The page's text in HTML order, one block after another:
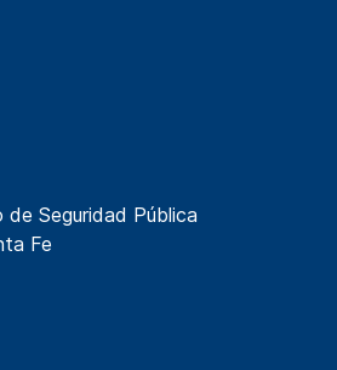
Seguridad Pública
Fe